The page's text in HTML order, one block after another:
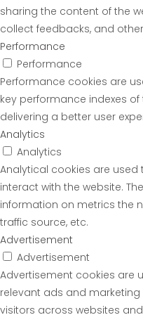
sharing the content of the
collect feedbacks, and
Performance
Performance
Performance cookies are
key performance indexes
delivering a better user
Analytics
Analytics
Analytical cookies are
interact with the website.
information on metrics the
traffic source, etc.
Advertisement
Advertisement
Advertisement cookies are
relevant ads and
visitors across websites